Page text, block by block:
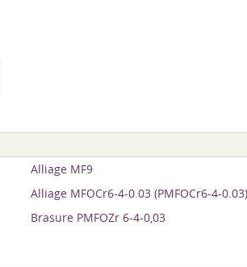
Alliage MF9
Alliage MFOCr6-4-0.03 (PMFOCr6-4-0.03)
Brasure PMFOZr 6-4-0,03